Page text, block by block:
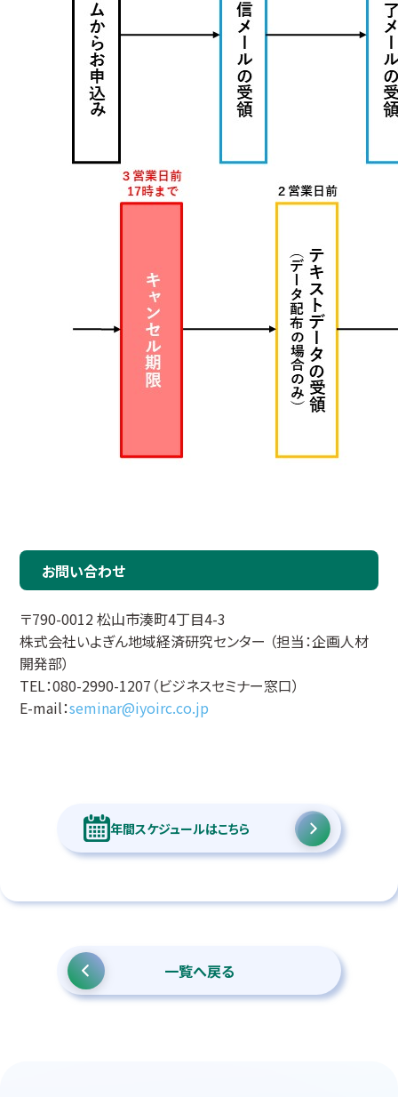
お問い合わせ
〒790-0012 松山市湊町4丁目4-3
株式会社いよぎん地域経済研究センター （担当：企画人材
開発部）
TEL：080-2990-1207（ビジネスセミナー窓口）
E-mail：seminar@iyoirc.co.jp
年間スケジュールはこちら
一覧へ戻る